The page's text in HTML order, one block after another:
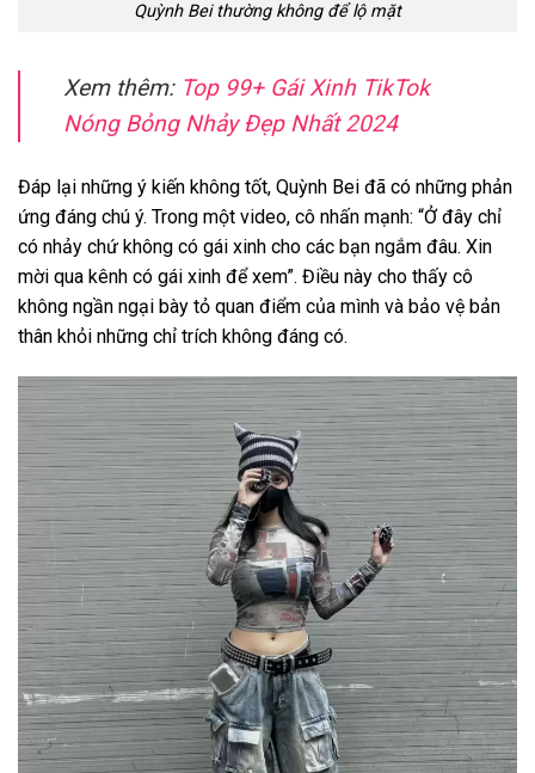
Quỳnh Bei thường không để lộ mặt
Xem thêm: Top 99+ Gái Xinh TikTok
Nóng Bỏng Nhảy Đẹp Nhất 2024
Đáp lại những ý kiến không tốt, Quỳnh Bei đã có những phản
ứng đáng chú ý. Trong một video, cô nhấn mạnh: “Ở đây chỉ
có nhảy chứ không có gái xinh cho các bạn ngắm đâu. Xin
mời qua kênh có gái xinh để xem”. Điều này cho thấy cô
không ngần ngại bày tỏ quan điểm của mình và bảo vệ bản
thân khỏi những chỉ trích không đáng có.